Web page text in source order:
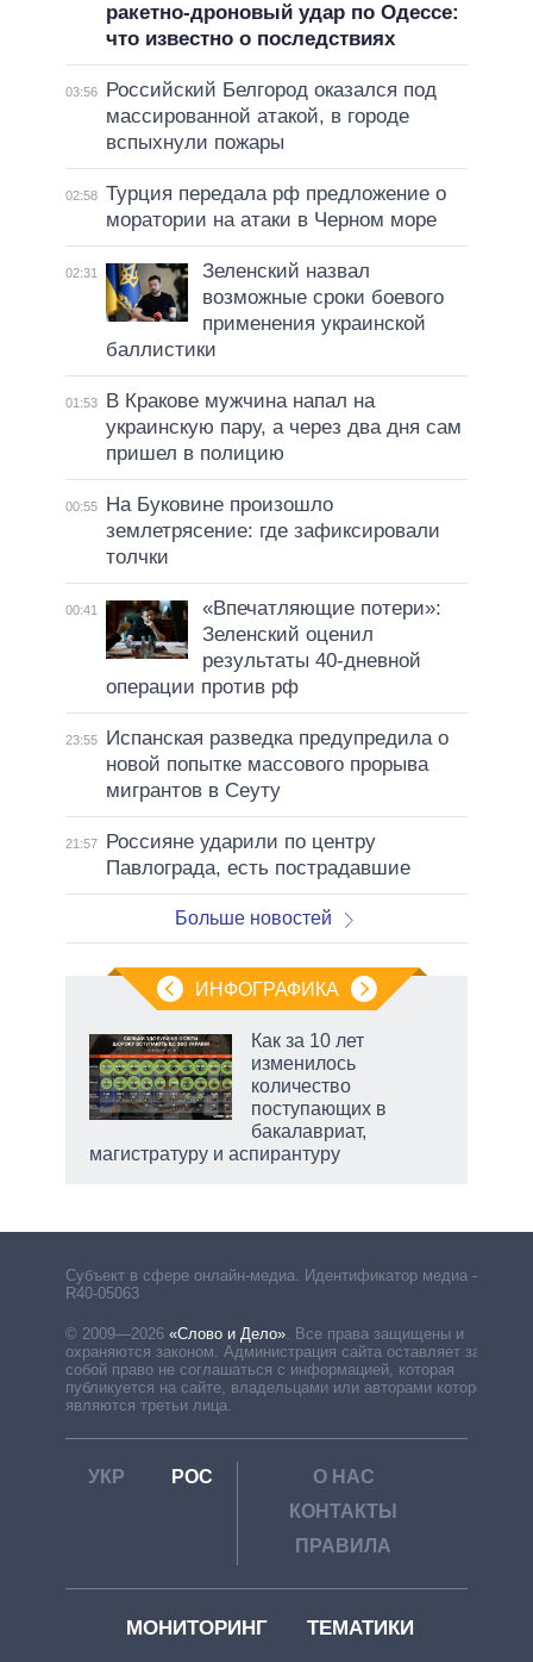
ракетно-дроновый удар по Одессе:
что известно о последствиях
03:56
Российский Белгород оказался под
массированной атакой, в городе
вспыхнули пожары
02:58 Турция передала рф предложение о
моратории на атаки в Черном море
02:31
Зеленский назвал
возможные сроки боевого
применения украинской
баллистики
01:53
В Кракове мужчина напал на
украинскую пару, а через два дня сам
пришел в полицию
00:55
На Буковине произошло
землетрясение: где зафиксировали
толчки
00:41
«Впечатляющие потери»:
Зеленский оценил
результаты 40-дневной
операции против рф
23:55
Испанская разведка предупредила о
новой попытке массового прорыва
мигрантов в Сеуту
21:57
Россияне ударили по центру
Павлограда, есть пострадавшие
Больше новостей
ИНФОГРАФИКА
Как за 10 лет
изменилось
количество
поступающих в
бакалавриат,
магистратуру и аспирантуру
Субъект в сфере онлайн-медиа. Идентификатор медиа –
R40-05063
© 2009—2026 «Слово и Дело». Все права защищены и
охраняются законом. Администрация сайта оставляет за
собой право не соглашаться с информацией, которая
публикуется на сайте, владельцами или авторами которой
являются третьи лица.
УКР РОС
О НАС
КОНТАКТЫ
ПРАВИЛА
МОНИТОРИНГ ТЕМАТИКИ